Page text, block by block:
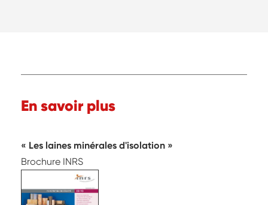
En savoir plus
Les laines minérales d'isolation
Brochure INRS